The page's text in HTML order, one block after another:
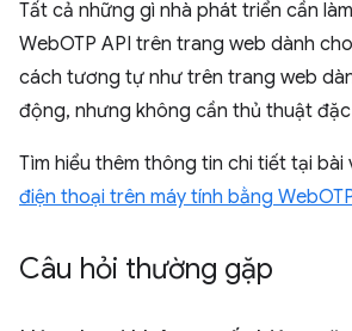
Tất cả những gì nhà phát triển cần
WebOTP API trên trang web dành
cách tương tự như trên trang web
động, nhưng không cần thủ thuật
Tìm hiểu thêm thông tin chi tiết tại bài
điện thoại trên máy tính bằng
Câu hỏi thường gặp